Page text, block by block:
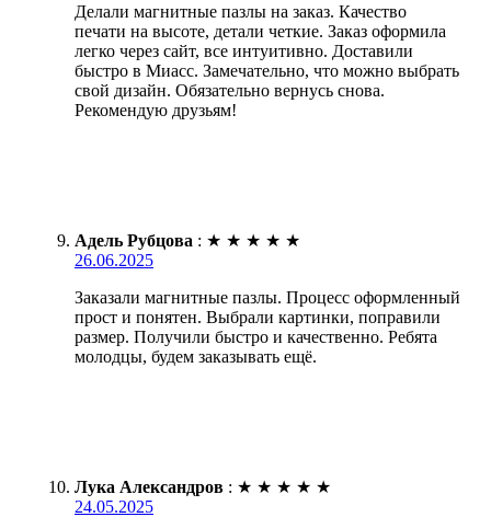
Делали магнитные пазлы на заказ. Качество
печати на высоте, детали четкие. Заказ оформила
легко через сайт, все интуитивно. Доставили
быстро в Миасс. Замечательно, что можно выбрать
свой дизайн. Обязательно вернусь снова.
Рекомендую друзьям!
Адель Рубцова : ★ ★ ★ ★ ★
26.06.2025
Заказали магнитные пазлы. Процесс оформленный
прост и понятен. Выбрали картинки, поправили
размер. Получили быстро и качественно. Ребята
молодцы, будем заказывать ещё.
Лука Александров : ★ ★ ★ ★ ★
24.05.2025